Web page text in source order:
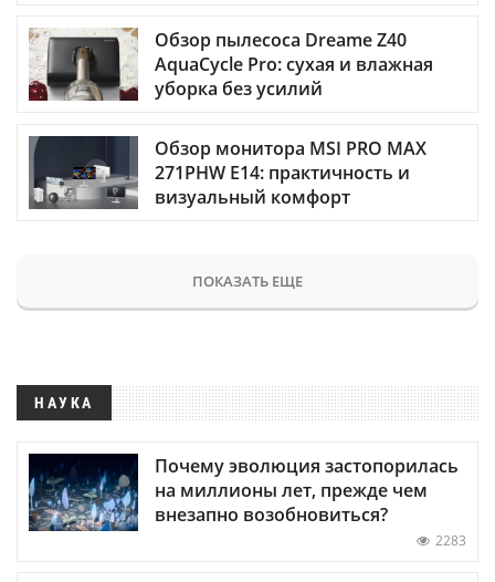
Обзор пылесоса Dreame Z40
AquaCycle Pro: сухая и влажная
уборка без усилий
Обзор монитора MSI PRO MAX
271PHW E14: практичность и
визуальный комфорт
ПОКАЗАТЬ ЕЩЕ
НАУКА
Почему эволюция застопорилась
на миллионы лет, прежде чем
внезапно возобновиться?
2283